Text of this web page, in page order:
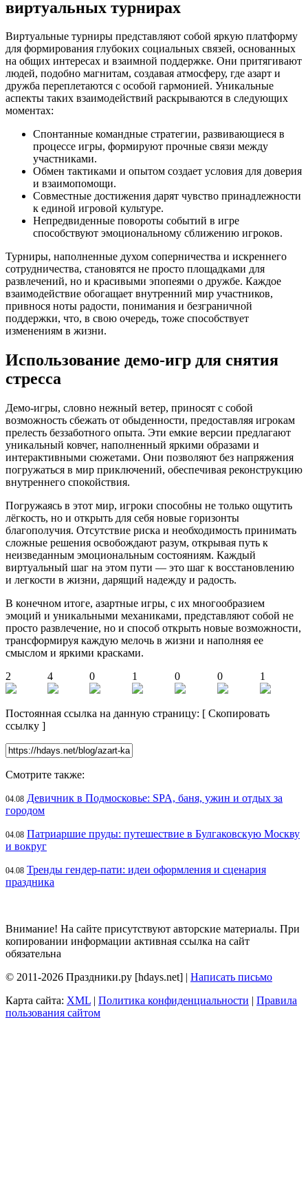
виртуальных турнирах
Виртуальные турниры представляют собой яркую платформу
для формирования глубоких социальных связей, основанных
на общих интересах и взаимной поддержке. Они притягивают
людей, подобно магнитам, создавая атмосферу, где азарт и
дружба переплетаются с особой гармонией. Уникальные
аспекты таких взаимодействий раскрываются в следующих
моментах:
Спонтанные командные стратегии, развивающиеся в
процессе игры, формируют прочные связи между
участниками.
Обмен тактиками и опытом создает условия для доверия
и взаимопомощи.
Совместные достижения дарят чувство принадлежности
к единой игровой культуре.
Непредвиденные повороты событий в игре
способствуют эмоциональному сближению игроков.
Турниры, наполненные духом соперничества и искреннего
сотрудничества, становятся не просто площадками для
развлечений, но и красивыми эпопеями о дружбе. Каждое
взаимодействие обогащает внутренний мир участников,
привнося ноты радости, понимания и безграничной
поддержки, что, в свою очередь, тоже способствует
изменениям в жизни.
Использование демо-игр для снятия
стресса
Демо-игры, словно нежный ветер, приносят с собой
возможность сбежать от обыденности, предоставляя игрокам
прелесть беззаботного опыта. Эти емкие версии предлагают
уникальный ковчег, наполненный яркими образами и
интерактивными сюжетами. Они позволяют без напряжения
погружаться в мир приключений, обеспечивая реконструкцию
внутреннего спокойствия.
Погружаясь в этот мир, игроки способны не только ощутить
лёгкость, но и открыть для себя новые горизонты
благополучия. Отсутствие риска и необходимость принимать
сложные решения освобождают разум, открывая путь к
неизведанным эмоциональным состояниям. Каждый
виртуальный шаг на этом пути — это шаг к восстановлению
и легкости в жизни, дарящий надежду и радость.
В конечном итоге, азартные игры, с их многообразием
эмоций и уникальными механиками, представляют собой не
просто развлечение, но и способ открыть новые возможности,
трансформируя каждую мелочь в жизни и наполняя ее
смыслом и яркими красками.
2
4 0 1 0 0 1
Постоянная ссылка на данную страницу: [ Скопировать
ссылку ]
Смотрите также:
04.08 Девичник в Подмосковье: SPA, баня, ужин и отдых за
городом
04.08 Патриаршие пруды: путешествие в Булгаковскую Москву
и вокруг
04.08 Тренды гендер-пати: идеи оформления и сценария
праздника
Внимание! На сайте присутствуют авторские материалы. При
копировании информации активная ссылка на сайт
обязательна
© 2011-2026 Праздники.ру [hdays.net] | Написать письмо
Карта сайта: XML | Политика конфиденциальности | Правила
пользования сайтом